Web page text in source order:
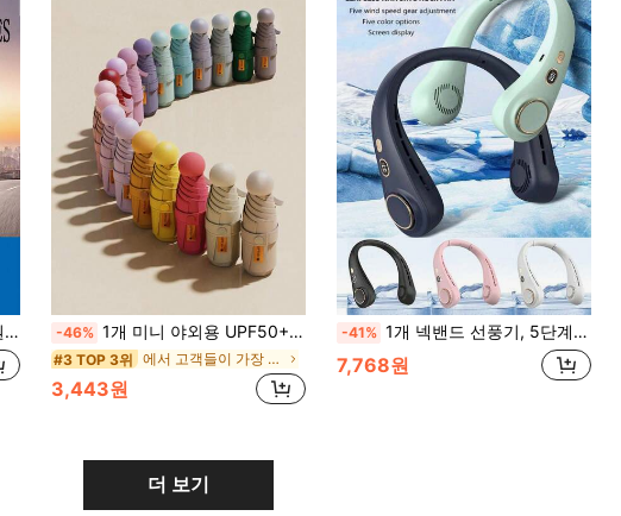
-46% 1개 미니 야외용 UPF50+ UV 차단 방수 선우산, 비와 햇빛 모두 사용 가능한 우산, 훌륭한 휴가 선물 선택
#3 TOP 3위 에서 고객들이 가장 좋아하는 인기 상품 🚀🔥⭐ 비옷
3,443원
-41% 1개 넥밴드 선풍기, 5단계 풍속 조절 가능한 휴대용 날개 없는 넥 선풍기, LED 디스플레이, 학생, 사무실, 야외 여행에 적합, 훌륭한 선물 선택, 야외, 정원, 여행 필수품, 휴대용 필수품, 해변 필수품, 졸업 시즌, 졸업식, 졸업 선물, 졸업 선물, 졸업 축하, 졸업 축하, 수석 졸업생, 학교 졸업, 졸업 파티, 야외 필수품, 여행 휴대용, 하이킹 필수품, 캠핑 필수품, 휴대용 도구, 여름 필수품, 여름 휴대용
7,768원
더 보기